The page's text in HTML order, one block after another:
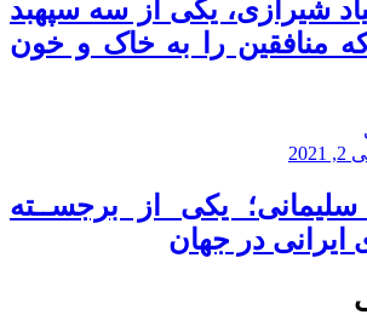
شیرازی، یکی از سه سپهبد
که منافقین را به خاک و خون
یکی از برجســته
ایرانی در جهان